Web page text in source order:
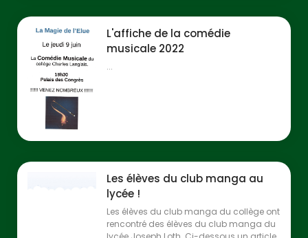
L'affiche de la comédie
musicale 2022
...
Les élèves du club manga au
lycée !
Les élèves du club manga du collège ont
rencontré des élèves du club manga du